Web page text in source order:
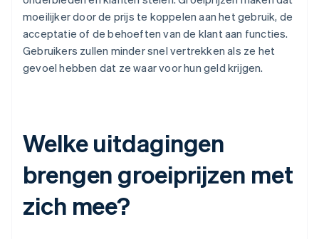
moeilijker door de prijs te koppelen aan het gebruik, de
acceptatie of de behoeften van de klant aan functies.
Gebruikers zullen minder snel vertrekken als ze het
gevoel hebben dat ze waar voor hun geld krijgen.
Welke uitdagingen
brengen groeiprijzen met
zich mee?